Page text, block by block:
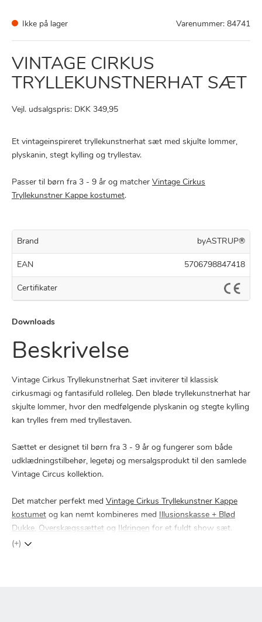
Ikke på lager Varenummer: 84741
VINTAGE CIRKUS
TRYLLEKUNSTNERHAT SÆT
Vejl. udsalgspris: DKK 349,95
Et vintageinspireret tryllekunstnerhat sæt med skjulte lommer,
plyskanin, stegt kylling og tryllestav.
Passer til børn fra 3 - 9 år og matcher Vintage Cirkus
Tryllekunstner Kappe kostumet.
Brand byASTRUP®
EAN 5706798847418
Certifikater
Downloads
Beskrivelse
Vintage Cirkus Tryllekunstnerhat Sæt inviterer til klassisk
cirkusmagi og fantasifuld rolleleg. Den bløde tryllekunstnerhat har
skjulte lommer, hvor den medfølgende plyskanin og stegte kylling
kan trylles frem med tryllestaven.
Sættet er designet til børn fra 3 - 9 år og fungerer som både
udklædningstilbehør, legetøj og mersalgsprodukt til den samlede
Vintage Circus kollektion.
Det matcher perfekt med Vintage Cirkus Tryllekunstner Kappe
kostumet og kan nemt kombineres med Illusionskasse + Blød
Dukke, Overskægssættet og Ildringen for et fuldt show sæt.
(+)